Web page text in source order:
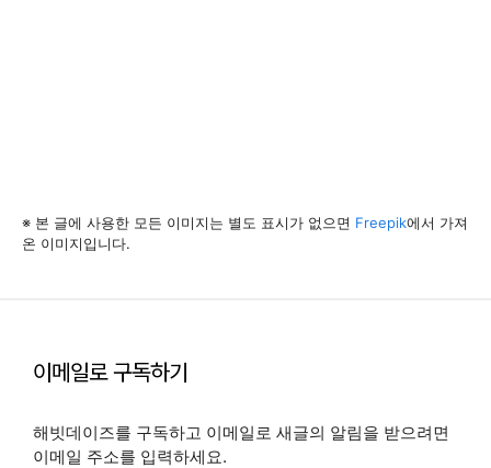
※ 본 글에 사용한 모든 이미지는 별도 표시가 없으면 Freepik에서 가져
온 이미지입니다.
이메일로 구독하기
해빗데이즈를 구독하고 이메일로 새글의 알림을 받으려면
이메일 주소를 입력하세요.